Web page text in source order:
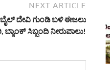
NEXT ARTICLE
ದೇವಿ ಗುಂಡಿ ಬಳಿ ಈಜಲು
ಬ್ಯಾಂಕ್ ಸಿಬ್ಬಂದಿ ನೀರುಪಾಲು!